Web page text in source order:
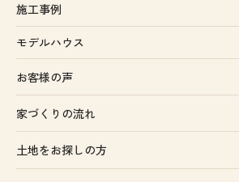
施工事例
モデルハウス
お客様の声
家づくりの流れ
土地をお探しの方